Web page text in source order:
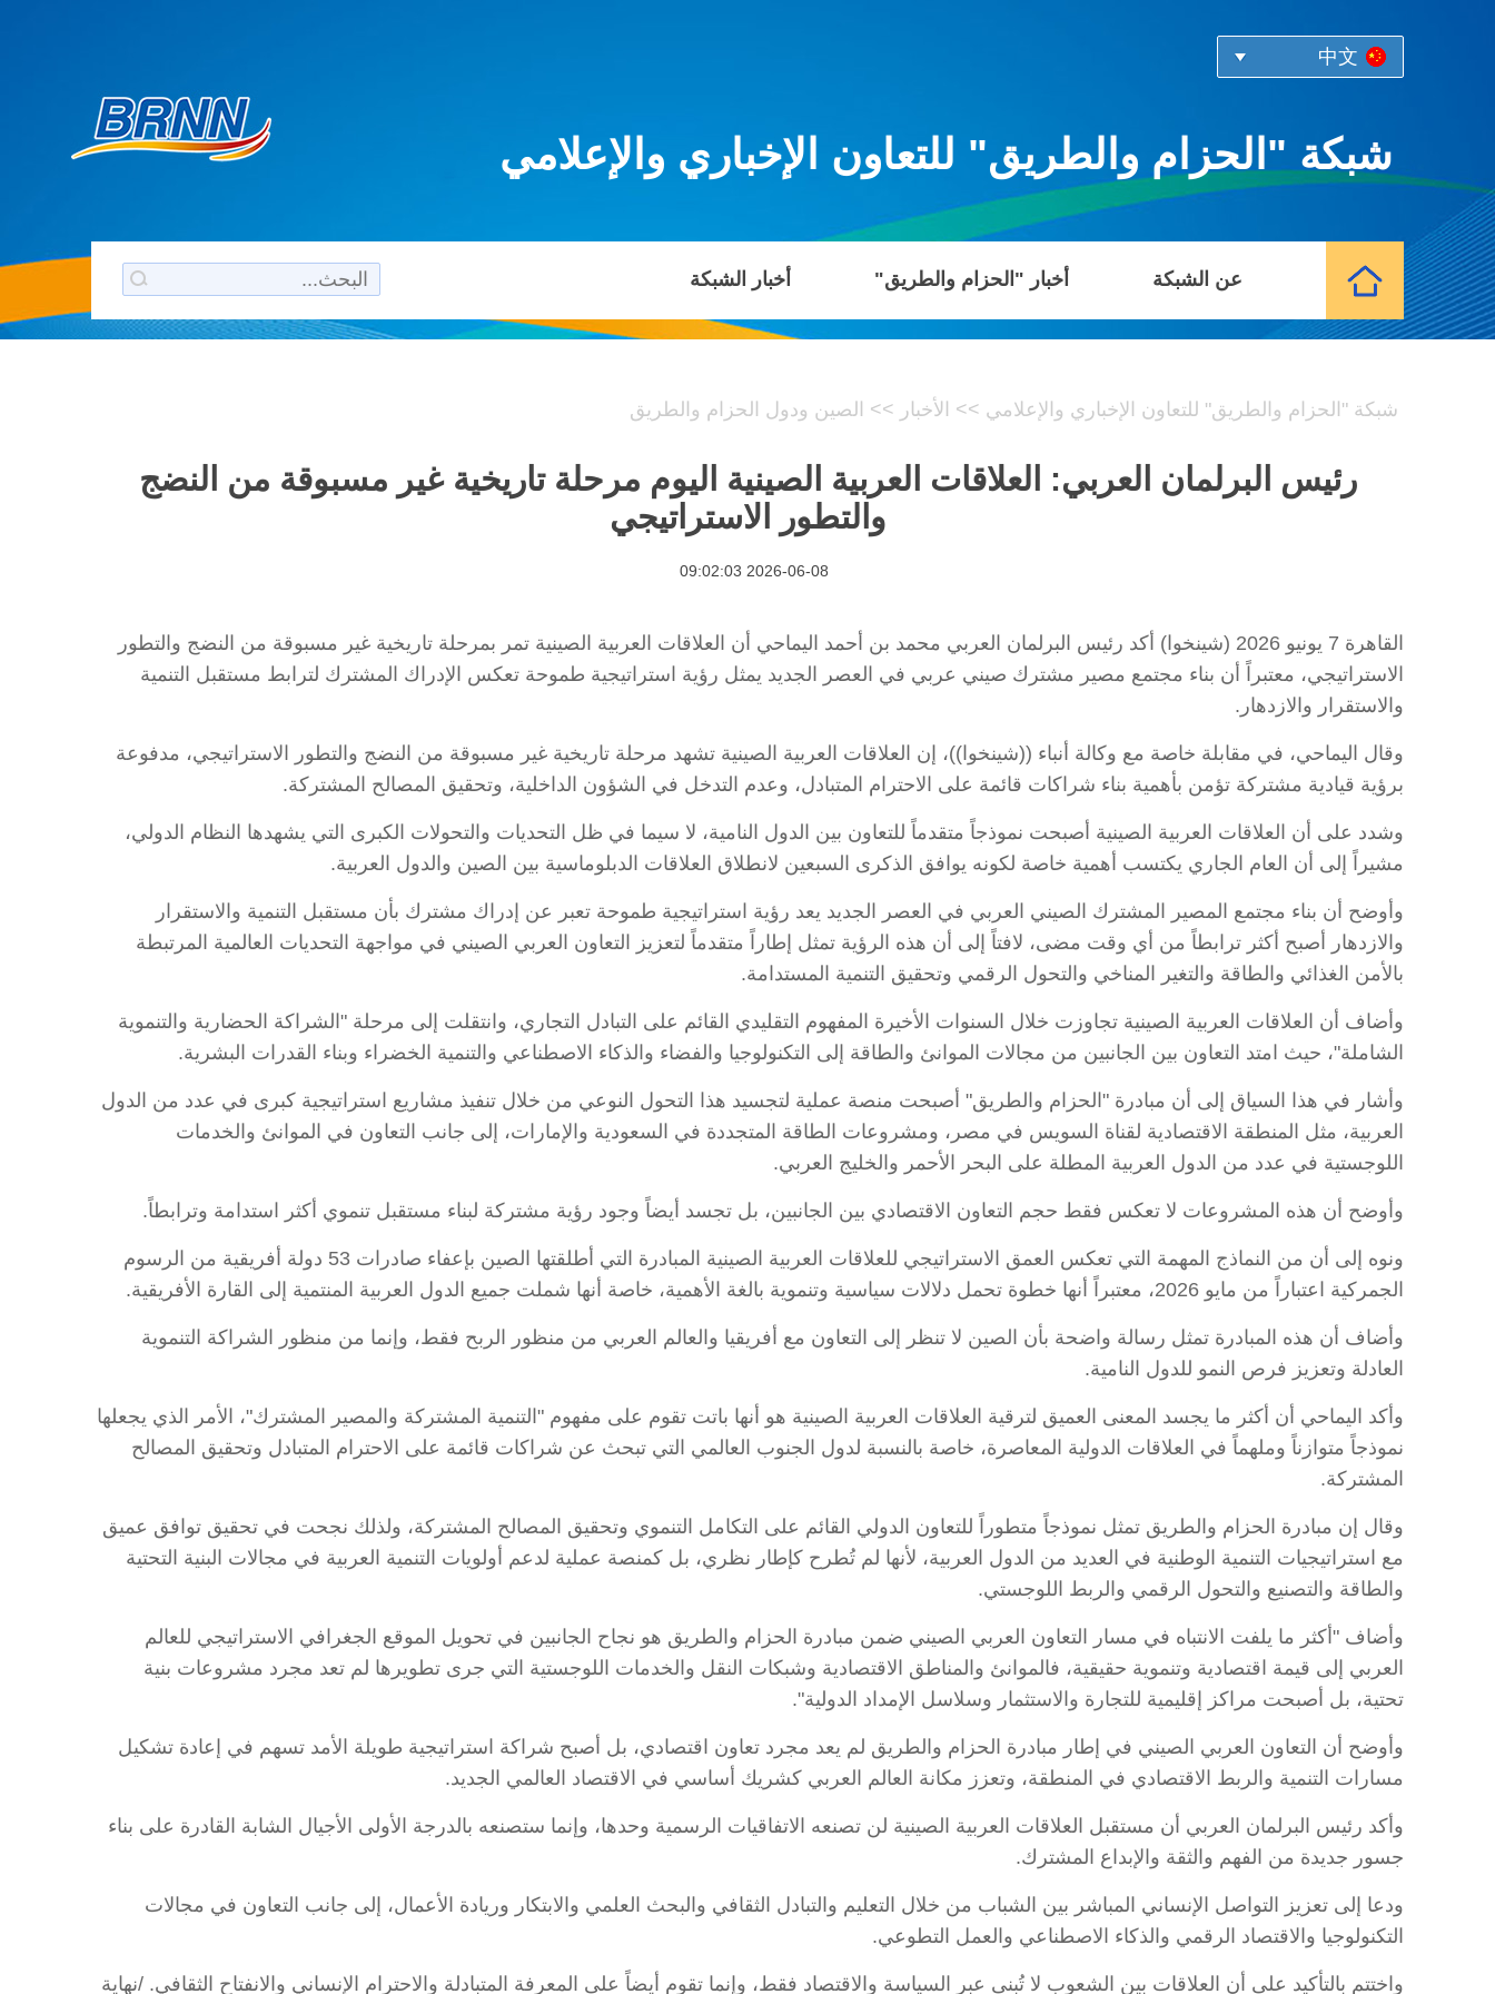
中文
شبكة "الحزام والطريق" للتعاون الإخباري والإعلامي
عن الشبكة أخبار "الحزام والطريق" أخبار الشبكة
شبكة "الحزام والطريق" للتعاون الإخباري والإعلامي >> الأخبار >> الصين ودول الحزام والطريق
رئيس البرلمان العربي: العلاقات العربية الصينية اليوم مرحلة تاريخية غير مسبوقة من النضج
والتطور الاستراتيجي
2026-06-08 09:02:03
القاهرة 7 يونيو 2026 (شينخوا) أكد رئيس البرلمان العربي محمد بن أحمد اليماحي أن العلاقات العربية الصينية تمر بمرحلة تاريخية غير مسبوقة من النضج والتطور
الاستراتيجي، معتبراً أن بناء مجتمع مصير مشترك صيني عربي في العصر الجديد يمثل رؤية استراتيجية طموحة تعكس الإدراك المشترك لترابط مستقبل التنمية
والاستقرار والازدهار.
وقال اليماحي، في مقابلة خاصة مع وكالة أنباء ((شينخوا))، إن العلاقات العربية الصينية تشهد مرحلة تاريخية غير مسبوقة من النضج والتطور الاستراتيجي، مدفوعة
برؤية قيادية مشتركة تؤمن بأهمية بناء شراكات قائمة على الاحترام المتبادل، وعدم التدخل في الشؤون الداخلية، وتحقيق المصالح المشتركة.
وشدد على أن العلاقات العربية الصينية أصبحت نموذجاً متقدماً للتعاون بين الدول النامية، لا سيما في ظل التحديات والتحولات الكبرى التي يشهدها النظام الدولي،
مشيراً إلى أن العام الجاري يكتسب أهمية خاصة لكونه يوافق الذكرى السبعين لانطلاق العلاقات الدبلوماسية بين الصين والدول العربية.
وأوضح أن بناء مجتمع المصير المشترك الصيني العربي في العصر الجديد يعد رؤية استراتيجية طموحة تعبر عن إدراك مشترك بأن مستقبل التنمية والاستقرار
والازدهار أصبح أكثر ترابطاً من أي وقت مضى، لافتاً إلى أن هذه الرؤية تمثل إطاراً متقدماً لتعزيز التعاون العربي الصيني في مواجهة التحديات العالمية المرتبطة
بالأمن الغذائي والطاقة والتغير المناخي والتحول الرقمي وتحقيق التنمية المستدامة.
وأضاف أن العلاقات العربية الصينية تجاوزت خلال السنوات الأخيرة المفهوم التقليدي القائم على التبادل التجاري، وانتقلت إلى مرحلة "الشراكة الحضارية والتنموية
الشاملة"، حيث امتد التعاون بين الجانبين من مجالات الموانئ والطاقة إلى التكنولوجيا والفضاء والذكاء الاصطناعي والتنمية الخضراء وبناء القدرات البشرية.
وأشار في هذا السياق إلى أن مبادرة "الحزام والطريق" أصبحت منصة عملية لتجسيد هذا التحول النوعي من خلال تنفيذ مشاريع استراتيجية كبرى في عدد من الدول
العربية، مثل المنطقة الاقتصادية لقناة السويس في مصر، ومشروعات الطاقة المتجددة في السعودية والإمارات، إلى جانب التعاون في الموانئ والخدمات
اللوجستية في عدد من الدول العربية المطلة على البحر الأحمر والخليج العربي.
وأوضح أن هذه المشروعات لا تعكس فقط حجم التعاون الاقتصادي بين الجانبين، بل تجسد أيضاً وجود رؤية مشتركة لبناء مستقبل تنموي أكثر استدامة وترابطاً.
ونوه إلى أن من النماذج المهمة التي تعكس العمق الاستراتيجي للعلاقات العربية الصينية المبادرة التي أطلقتها الصين بإعفاء صادرات 53 دولة أفريقية من الرسوم
الجمركية اعتباراً من مايو 2026، معتبراً أنها خطوة تحمل دلالات سياسية وتنموية بالغة الأهمية، خاصة أنها شملت جميع الدول العربية المنتمية إلى القارة الأفريقية.
وأضاف أن هذه المبادرة تمثل رسالة واضحة بأن الصين لا تنظر إلى التعاون مع أفريقيا والعالم العربي من منظور الربح فقط، وإنما من منظور الشراكة التنموية
العادلة وتعزيز فرص النمو للدول النامية.
وأكد اليماحي أن أكثر ما يجسد المعنى العميق لترقية العلاقات العربية الصينية هو أنها باتت تقوم على مفهوم "التنمية المشتركة والمصير المشترك"، الأمر الذي يجعلها
نموذجاً متوازناً وملهماً في العلاقات الدولية المعاصرة، خاصة بالنسبة لدول الجنوب العالمي التي تبحث عن شراكات قائمة على الاحترام المتبادل وتحقيق المصالح
المشتركة.
وقال إن مبادرة الحزام والطريق تمثل نموذجاً متطوراً للتعاون الدولي القائم على التكامل التنموي وتحقيق المصالح المشتركة، ولذلك نجحت في تحقيق توافق عميق
مع استراتيجيات التنمية الوطنية في العديد من الدول العربية، لأنها لم تُطرح كإطار نظري، بل كمنصة عملية لدعم أولويات التنمية العربية في مجالات البنية التحتية
والطاقة والتصنيع والتحول الرقمي والربط اللوجستي.
وأضاف "أكثر ما يلفت الانتباه في مسار التعاون العربي الصيني ضمن مبادرة الحزام والطريق هو نجاح الجانبين في تحويل الموقع الجغرافي الاستراتيجي للعالم
العربي إلى قيمة اقتصادية وتنموية حقيقية، فالموانئ والمناطق الاقتصادية وشبكات النقل والخدمات اللوجستية التي جرى تطويرها لم تعد مجرد مشروعات بنية
تحتية، بل أصبحت مراكز إقليمية للتجارة والاستثمار وسلاسل الإمداد الدولية".
وأوضح أن التعاون العربي الصيني في إطار مبادرة الحزام والطريق لم يعد مجرد تعاون اقتصادي، بل أصبح شراكة استراتيجية طويلة الأمد تسهم في إعادة تشكيل
مسارات التنمية والربط الاقتصادي في المنطقة، وتعزز مكانة العالم العربي كشريك أساسي في الاقتصاد العالمي الجديد.
وأكد رئيس البرلمان العربي أن مستقبل العلاقات العربية الصينية لن تصنعه الاتفاقيات الرسمية وحدها، وإنما ستصنعه بالدرجة الأولى الأجيال الشابة القادرة على بناء
جسور جديدة من الفهم والثقة والإبداع المشترك.
ودعا إلى تعزيز التواصل الإنساني المباشر بين الشباب من خلال التعليم والتبادل الثقافي والبحث العلمي والابتكار وريادة الأعمال، إلى جانب التعاون في مجالات
التكنولوجيا والاقتصاد الرقمي والذكاء الاصطناعي والعمل التطوعي.
واختتم بالتأكيد على أن العلاقات بين الشعوب لا تُبنى عبر السياسة والاقتصاد فقط، وإنما تقوم أيضاً على المعرفة المتبادلة والاحترام الإنساني والانفتاح الثقافي. /نهاية